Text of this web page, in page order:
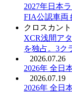
2027年日本
FIA公認車両
クロスカン
XCR浅間ア
を独占。3ク
2026.07.26
2026年 全日
2026.07.19
2026年 全日